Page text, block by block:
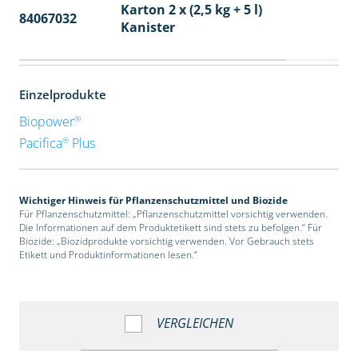
84067032
Karton 2 x (2,5 kg + 5 l)
Kanister
Einzelprodukte
Biopower®
Pacifica®Plus
Wichtiger Hinweis für Pflanzenschutzmittel und Biozide
Für Pflanzenschutzmittel: „Pflanzenschutzmittel vorsichtig verwenden.
Die Informationen auf dem Produktetikett sind stets zu befolgen.“ Für
Biozide: „Biozidprodukte vorsichtig verwenden. Vor Gebrauch stets
Etikett und Produktinformationen lesen.“
VERGLEICHEN